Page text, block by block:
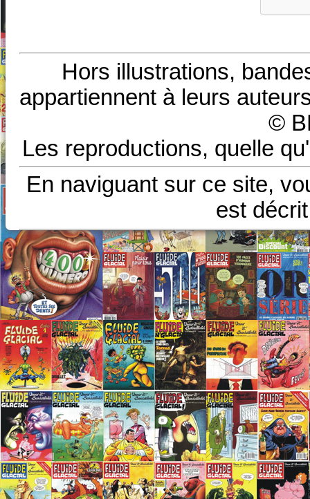
Hors illustrations,
appartiennent à leurs
©
Les reproductions, quelle
En naviguant sur ce site,
est